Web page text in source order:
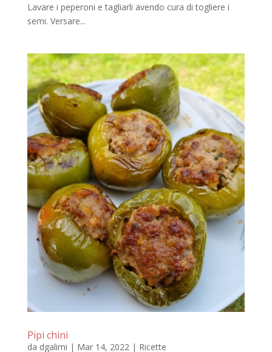
Lavare i peperoni e tagliarli avendo cura di togliere i
semi. Versare...
Pipi chini
da dgalimi | Mar 14, 2022| Ricette